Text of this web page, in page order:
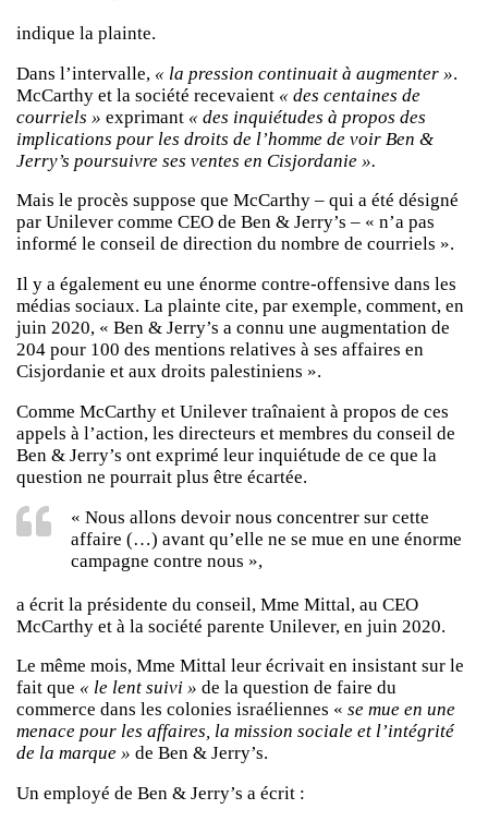
indique la plainte.
Dans l’intervalle, « la pression continuait à augmenter ».
McCarthy et la société recevaient « des centaines de
courriels » exprimant « des inquiétudes à propos des
implications pour les droits de l’homme de voir Ben &
Jerry’s poursuivre ses ventes en Cisjordanie ».
Mais le procès suppose que McCarthy – qui a été désigné
par Unilever comme CEO de Ben & Jerry’s – « n’a pas
informé le conseil de direction du nombre de courriels ».
Il y a également eu une énorme contre-offensive dans les
médias sociaux. La plainte cite, par exemple, comment, en
juin 2020, « Ben & Jerry’s a connu une augmentation de
204 pour 100 des mentions relatives à ses affaires en
Cisjordanie et aux droits palestiniens ».
Comme McCarthy et Unilever traînaient à propos de ces
appels à l’action, les directeurs et membres du conseil de
Ben & Jerry’s ont exprimé leur inquiétude de ce que la
question ne pourrait plus être écartée.
« Nous allons devoir nous concentrer sur cette
affaire (…) avant qu’elle ne se mue en une énorme
campagne contre nous »,
a écrit la présidente du conseil, Mme Mittal, au CEO
McCarthy et à la société parente Unilever, en juin 2020.
Le même mois, Mme Mittal leur écrivait en insistant sur le
fait que « le lent suivi » de la question de faire du
commerce dans les colonies israéliennes « se mue en une
menace pour les affaires, la mission sociale et l’intégrité
de la marque » de Ben & Jerry’s.
Un employé de Ben & Jerry’s a écrit :